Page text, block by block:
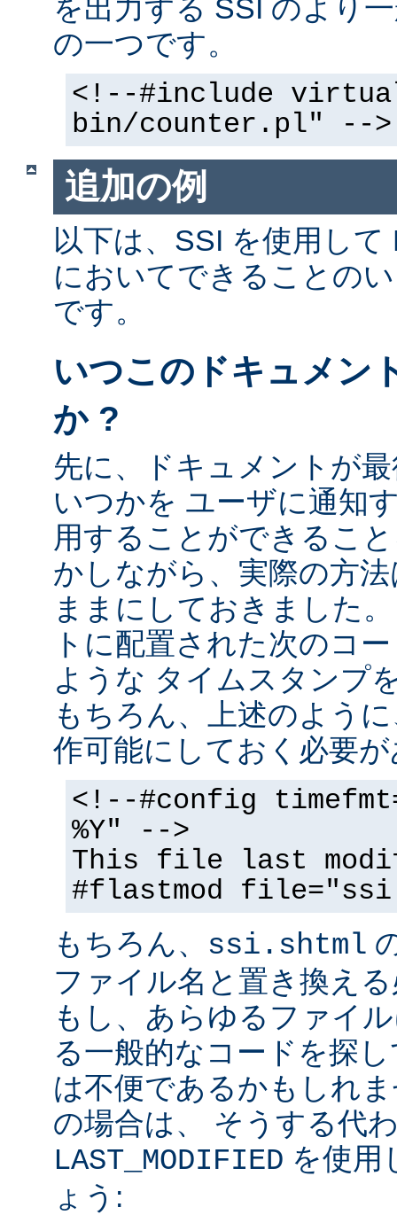
を出力する SSI のより
の一つです。
<!--#include
bin/counter.pl" -->
追加の例
以下は、SSI を使用し
においてできることの
です。
いつこのドキュメン
か ?
先に、ドキュメントが
いつかを ユーザに通知
用することができるこ
かしながら、実際の方
ままにしておきました
トに配置された次のコ
ような タイムスタンプ
もちろん、上述のよう
作可能にしておく必要
<!--#config
%Y" -->
This file last
#flastmod
もちろん、 ssi.shtml
ファイル名と置き換え
もし、あらゆるファイ
る一般的なコードを探
は不便であるかもしれ
の場合は、 そうする代
LAST_MODIFIED を使用
ょう: